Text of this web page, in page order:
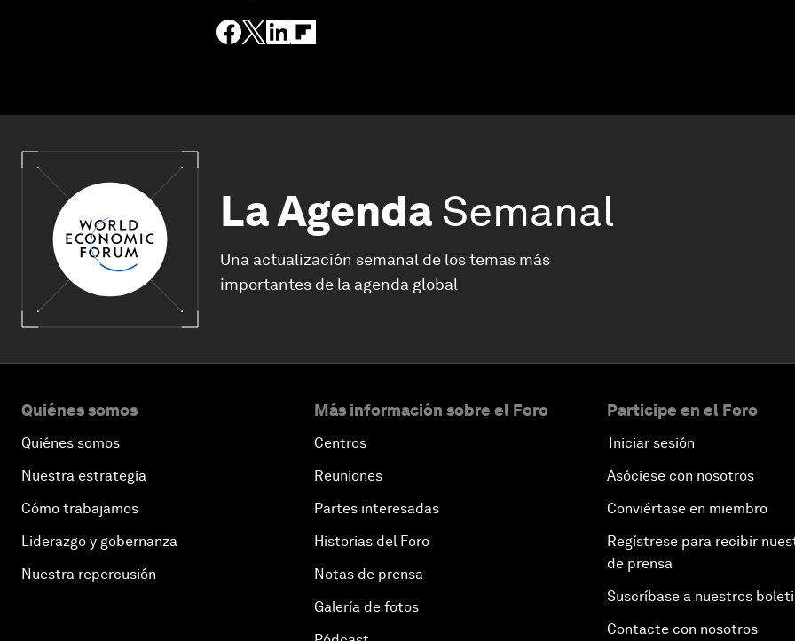
La Agenda Semanal
Una actualización semanal de los temas más
importantes de la agenda global
Quiénes somos
Quiénes somos
Nuestra estrategia
Cómo trabajamos
Liderazgo y gobernanza
Nuestra repercusión
Más información sobre el Foro
Centros
Reuniones
Partes interesadas
Historias del Foro
Notas de prensa
Galería de fotos
Participe en el Foro
Iniciar sesión
Asóciese con nosotros
Conviértase en miembro
Regístrese para recibir
de prensa
Suscríbase a nuestros
Contacte con nosotros